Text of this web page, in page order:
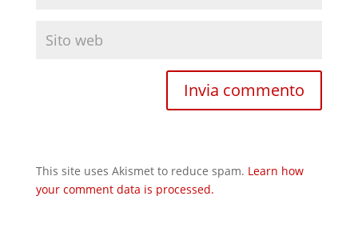
This site uses Akismet to reduce spam. Learn how
your comment data is processed.